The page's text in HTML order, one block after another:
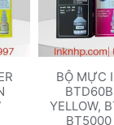
BỘ MỰC
YELLOW,
BT5000